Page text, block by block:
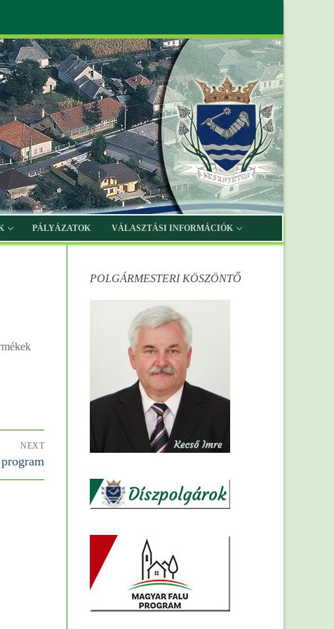
PÁLYÁZATOK VÁLASZTÁSI INFORMÁCIÓK
NEXT
POLGÁRMESTERI KÖSZÖNTŐ